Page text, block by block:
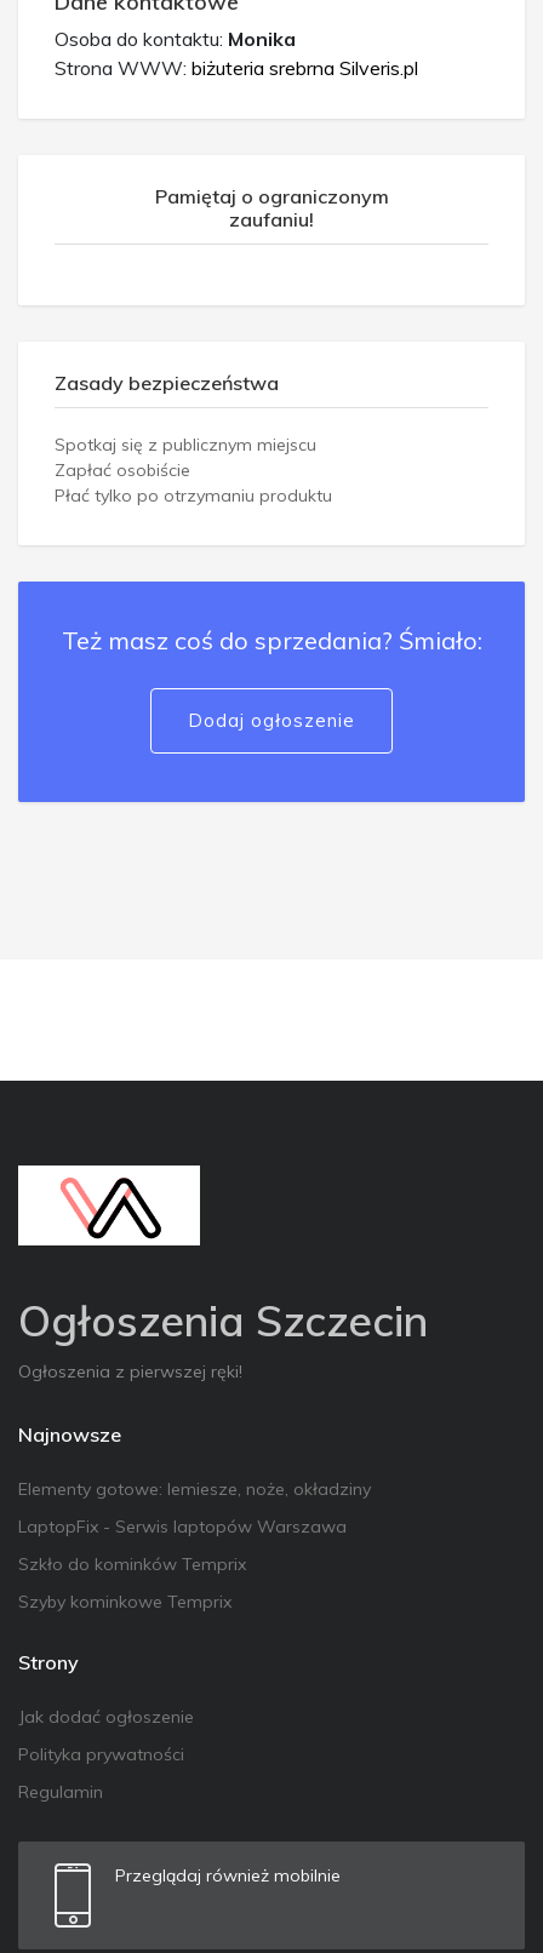
Osoba do kontaktu: Monika
Strona WWW: biżuteria srebrna Silveris.pl
Pamiętaj o ograniczonym
zaufaniu!
Zasady bezpieczeństwa
Spotkaj się z publicznym miejscu
Zapłać osobiście
Płać tylko po otrzymaniu produktu
Też masz coś do sprzedania? Śmiało:
Dodaj ogłoszenie
Ogłoszenia Szczecin
Ogłoszenia z pierwszej ręki!
Najnowsze
Elementy gotowe: lemiesze, noże, okładziny
LaptopFix - Serwis laptopów Warszawa
Szkło do kominków Temprix
Szyby kominkowe Temprix
Strony
Jak dodać ogłoszenie
Polityka prywatności
Regulamin
Przeglądaj również mobilnie